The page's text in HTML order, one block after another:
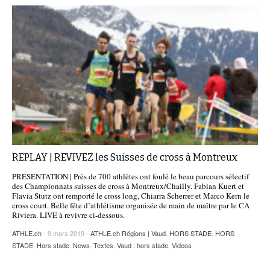
REPLAY | REVIVEZ les Suisses de cross à Montreux
PRÉSENTATION | Près de 700 athlètes ont foulé le beau parcours sélectif
des Championnats suisses de cross à Montreux/Chailly. Fabian Kuert et
Flavia Stutz ont remporté le cross long, Chiarra Scherrer et Marco Kern le
cross court. Belle fête d’athlétisme organisée de main de maître par le CA
Riviera. LIVE à revivre ci-dessous.
ATHLE.ch- 9 mars 2019 - ATHLE.ch Régions | Vaud HORS STADE HORS
STADE Hors stade News Textes Vaud : hors stade Videos